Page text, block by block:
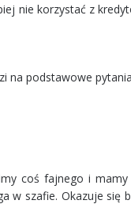
nie korzystać z
na podstawowe
coś fajnego i
w szafie. Okazuje się